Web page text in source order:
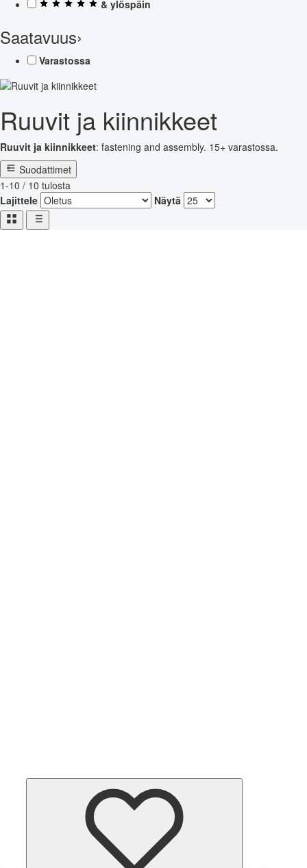
& ylöspäin
Saatavuus›
Varastossa
Ruuvit ja kiinnikkeet
Ruuvit ja kiinnikkeet: fastening and assembly. 15+ varastossa.
Suodattimet
1-10 / 10 tulosta
Lajittele
Näytä